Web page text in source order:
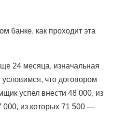
банке, как проходит эта
24 месяца, изначальная
что договором
успел внести 48 000, из
000, из которых 71 500 —